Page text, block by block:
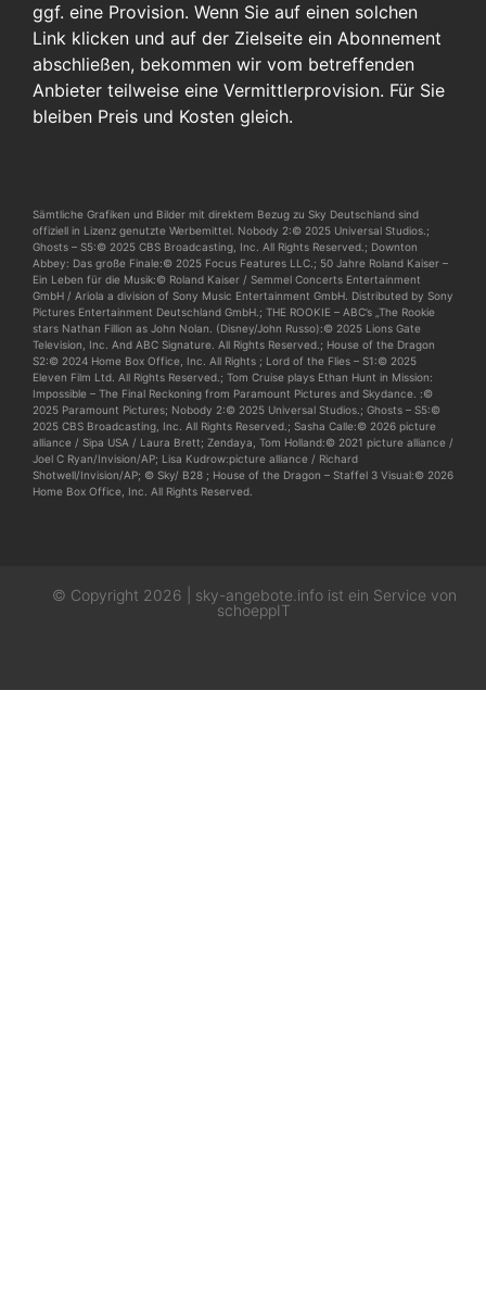
ggf. eine Provision. Wenn Sie auf einen solchen
Link klicken und auf der Zielseite ein Abonnement
abschließen, bekommen wir vom betreffenden
Anbieter teilweise eine Vermittlerprovision. Für Sie
bleiben Preis und Kosten gleich.
Sämtliche Grafiken und Bilder mit direktem Bezug zu Sky Deutschland sind
offiziell in Lizenz genutzte Werbemittel. Nobody 2:© 2025 Universal Studios.;
Ghosts – S5:© 2025 CBS Broadcasting, Inc. All Rights Reserved.; Downton
Abbey: Das große Finale:© 2025 Focus Features LLC.; 50 Jahre Roland Kaiser –
Ein Leben für die Musik:© Roland Kaiser / Semmel Concerts Entertainment
GmbH / Ariola a division of Sony Music Entertainment GmbH. Distributed by Sony
Pictures Entertainment Deutschland GmbH.; THE ROOKIE – ABC’s „The Rookie
stars Nathan Fillion as John Nolan. (Disney/John Russo):© 2025 Lions Gate
Television, Inc. And ABC Signature. All Rights Reserved.; House of the Dragon
S2:© 2024 Home Box Office, Inc. All Rights ; Lord of the Flies – S1:© 2025
Eleven Film Ltd. All Rights Reserved.; Tom Cruise plays Ethan Hunt in Mission:
Impossible – The Final Reckoning from Paramount Pictures and Skydance. :©
2025 Paramount Pictures; Nobody 2:© 2025 Universal Studios.; Ghosts – S5:©
2025 CBS Broadcasting, Inc. All Rights Reserved.; Sasha Calle:© 2026 picture
alliance / Sipa USA / Laura Brett; Zendaya, Tom Holland:© 2021 picture alliance /
Joel C Ryan/Invision/AP; Lisa Kudrow:picture alliance / Richard
Shotwell/Invision/AP; © Sky/ B28 ; House of the Dragon – Staffel 3 Visual:© 2026
Home Box Office, Inc. All Rights Reserved.
© Copyright 2026 | sky-angebote.info ist ein Service von
schoeppIT